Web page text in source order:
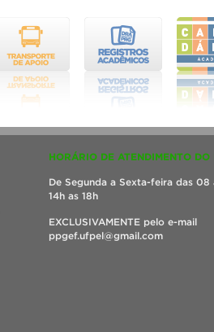
HORÁRIO DE ATENDIMENTO DO
De Segunda a Sexta-feira das 08
14h as 18h
EXCLUSIVAMENTE pelo e-mail
ppgef.ufpel@gmail.com